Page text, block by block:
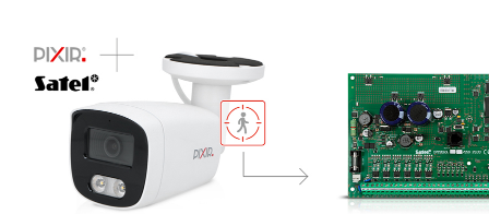
PIX-JBU - Uchwyt montażowy
Puszki montażowe do kamer
Metalowy uchwyt montażowy do kamer PIX-
IP5FBIR-Ai i PIX-IP5FBL-Ai